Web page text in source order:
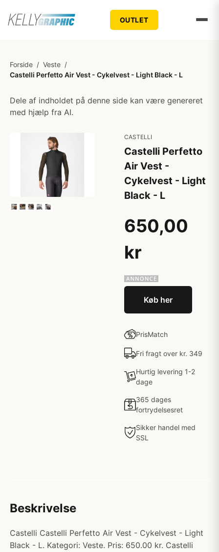
OUTLET
Forside / Veste /
Castelli Perfetto Air Vest - Cykelvest - Light Black - L
Dele af indholdet på denne side kan være genereret
med hjælp fra AI.
CASTELLI
Castelli Perfetto
Air Vest -
Cykelvest - Light
Black - L
650,00
kr
Køb her
PrisMatch
Fri fragt over kr. 349
Hurtig levering 1-2
dage
365 dages
fortrydelsesret
Sikker handel med
SSL
Beskrivelse
Castelli Castelli Perfetto Air Vest - Cykelvest - Light
Black - L. Kategori: Veste. Pris: 650.00 kr. Castelli